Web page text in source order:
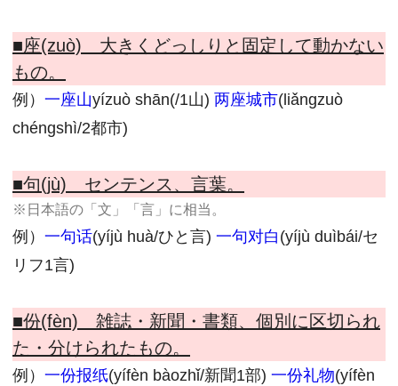
■座(zuò) 大きくどっしりと固定して動かない
もの。
例） 一座山yízuò shān(/1山) 两座城市(liǎngzuò
chéngshì/2都市)
■句(jù) センテンス、言葉。
※日本語の「文」「言」に相当。
例） 一句话(yíjù huà/ひと言) 一句对白 (yíjù duìbái/セ
リフ1言)
■份(fèn) 雑誌・新聞・書類、個別に区切られ
た・分けられたもの。
例） 一份报纸(yífèn bàozhǐ/新聞1部) 一份礼物(yífèn